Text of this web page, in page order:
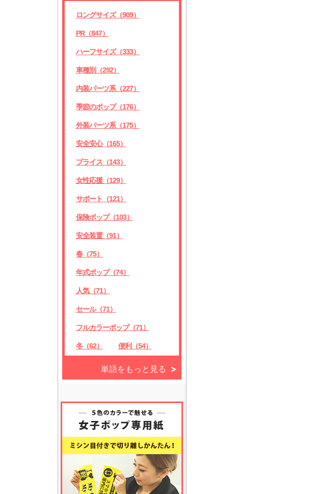
ロングサイズ（909）
PR（847）
ハーフサイズ（333）
車種別（292）
内装パーツ系（227）
季節のポップ（176）
外装パーツ系（175）
安全安心（165）
プライス（143）
女性応援（129）
サポート（121）
保険ポップ（103）
安全装置（91）
春（75）
年式ポップ（74）
人気（71）
セール（71）
フルカラーポップ（71）
冬（62） 便利（54）
単語をもっと見る